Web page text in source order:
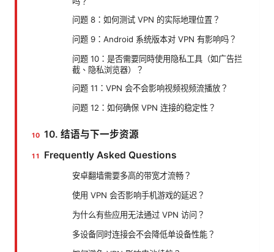
问题 8：如何测试 VPN 的实际地理位置？
问题 9：Android 系统版本对 VPN 有影响吗？
问题 10：是否需要同時使用隐私工具（如广告拦
截、隐私浏览器）？
问题 11：VPN 会不会影响视频视频流播放？
问题 12：如何确保 VPN 连接的稳定性？
10. 结语与下一步资源
Frequently Asked Questions
安卓翻墙需要多高的带宽才流畅？
使用 VPN 会否影响手机游戏的延迟？
为什么有些应用无法通过 VPN 访问？
多设备同时连接会不会降低单设备性能？